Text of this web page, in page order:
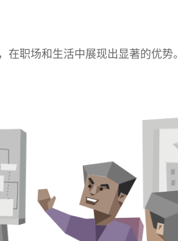
职场和生活中展现出显著的优势。